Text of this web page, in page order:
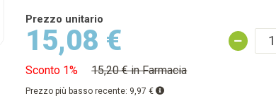
Prezzo unitario
15,08 €
Sconto 1% 15,20 € in Farmacia
Prezzo più basso recente: 9,97 €